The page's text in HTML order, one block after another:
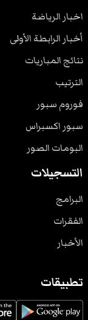
اخبار الرياضة
أخبار الرابطة الأولى
نتائج المباريات
الترتيب
فوروم سبور
سبور اكسبراس
البومات الصور
التسجيلات
البرامج
الفقرات
الأخبار
تطبيقات